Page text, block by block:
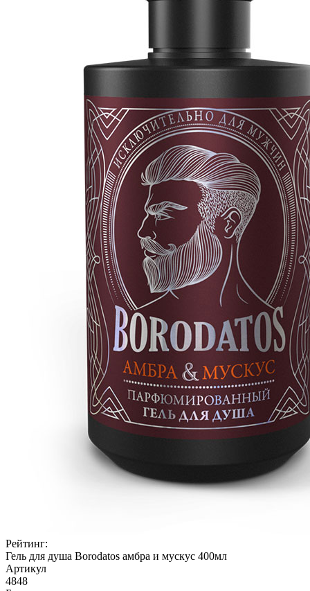
Рейтинг:
Гель для душа Borodatos амбра и мускус 400мл
Артикул
4848